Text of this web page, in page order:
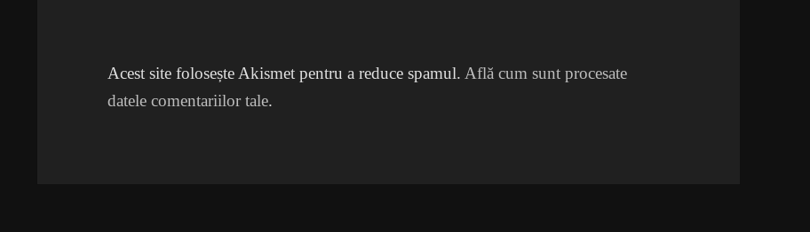
Acest site folosește Akismet pentru a reduce spamul.Află cum sunt procesate
datele comentariilor tale.